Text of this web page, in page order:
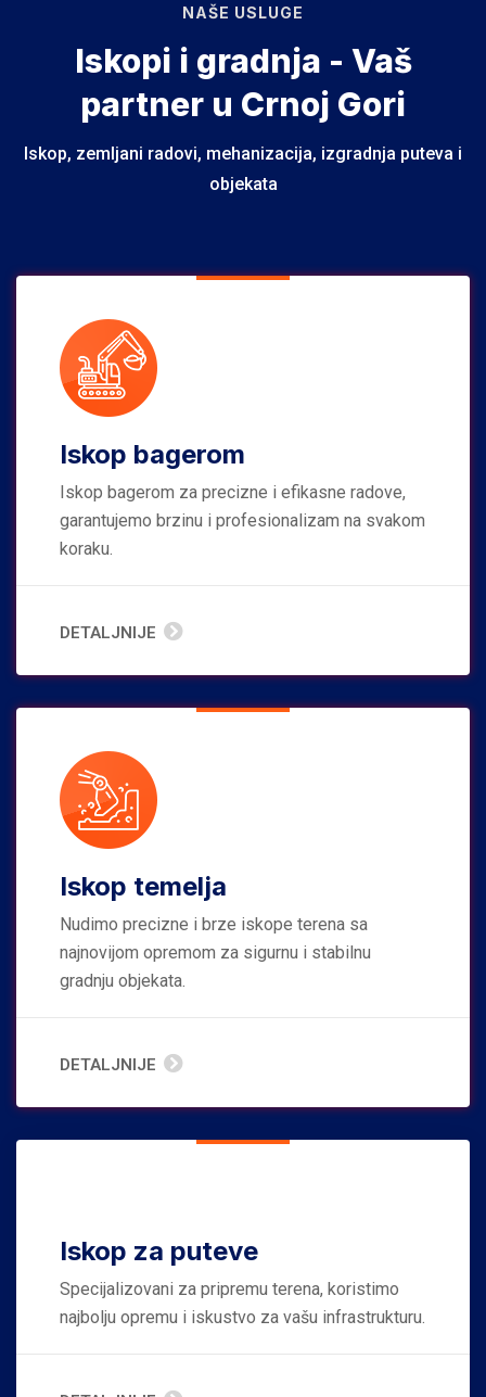
NAŠE USLUGE
Iskopi i gradnja - Vaš
partner u Crnoj Gori
Iskop, zemljani radovi, mehanizacija, izgradnja puteva i
objekata
Iskop bagerom
Iskop bagerom za precizne i efikasne radove,
garantujemo brzinu i profesionalizam na svakom
koraku.
DETALJNIJE
Iskop temelja
Nudimo precizne i brze iskope terena sa
najnovijom opremom za sigurnu i stabilnu
gradnju objekata.
DETALJNIJE
Iskop za puteve
Specijalizovani za pripremu terena, koristimo
najbolju opremu i iskustvo za vašu infrastrukturu.